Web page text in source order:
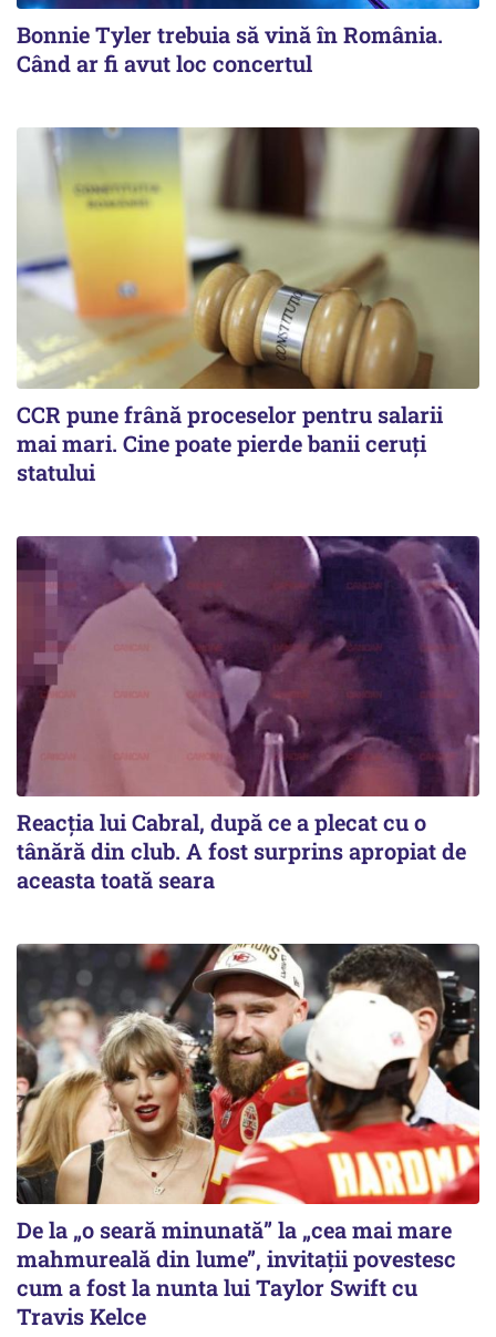
Bonnie Tyler trebuia să vină în România.
Când ar fi avut loc concertul
CCR pune frână proceselor pentru salarii
mai mari. Cine poate pierde banii ceruți
statului
Reacția lui Cabral, după ce a plecat cu o
tânără din club. A fost surprins apropiat de
aceasta toată seara
De la „o seară minunată” la „cea mai mare
mahmureală din lume”, invitații povestesc
cum a fost la nunta lui Taylor Swift cu
Travis Kelce